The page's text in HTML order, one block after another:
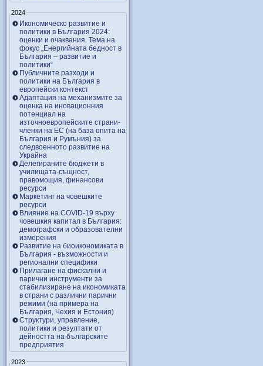
2024
Икономическо развитие и
политики в България 2024:
оценки и очаквания. Тема на
фокус „Енергийната бедност в
България – развитие и
политики“
Публичните разходи и
политики на България в
европейски контекст
Адаптация на механизмите за
оценка на иновационния
потенциал на
източноевропейските страни-
членки на ЕС (на база опита на
България и Румъния) за
следвоенното развитие на
Украйна
Делегираните бюджети в
училищата-същност,
правомощия, финансови
ресурси
Маркетинг на човешките
ресурси
Влияние на COVID-19 върху
човешкия капитал в България:
демографски и образователни
измерения
Развитие на биоикономиката в
България - възможности и
регионални специфики
Прилагане на фискални и
парични инструменти за
стабилизиране на икономиката
в страни с различни парични
режими (на примера на
България, Чехия и Естония)
Структури, управление,
политики и резултати от
дейността на българските
предприятия
2023